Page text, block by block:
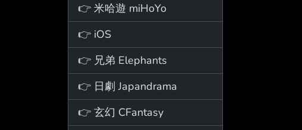
👉 米哈遊 miHoYo
👉 iOS
👉 兄弟 Elephants
👉 日劇 Japandrama
👉 玄幻 CFantasy